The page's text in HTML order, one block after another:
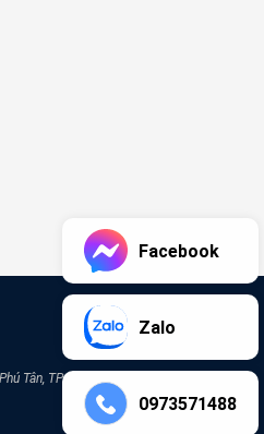
Tân, TP Bình Dương
Facebook
Zalo
0973571488